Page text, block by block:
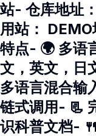
站- 仓库地址
用站：
特点- 🌍 多语
文，英文，日
多语言混合输
链式调用- 📃
识科普文档-